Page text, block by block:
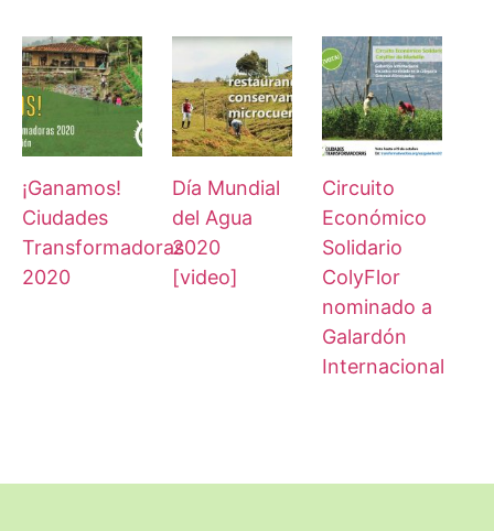
¡Ganamos!
Ciudades
Transformadoras
2020
Día Mundial
del Agua
2020
[video]
Circuito
Económico
Solidario
ColyFlor
nominado a
Galardón
Internacional